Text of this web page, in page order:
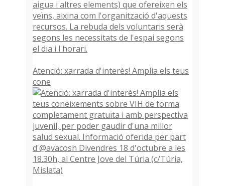
Atenció: xarrada d'interès! Amplia els teus
cone